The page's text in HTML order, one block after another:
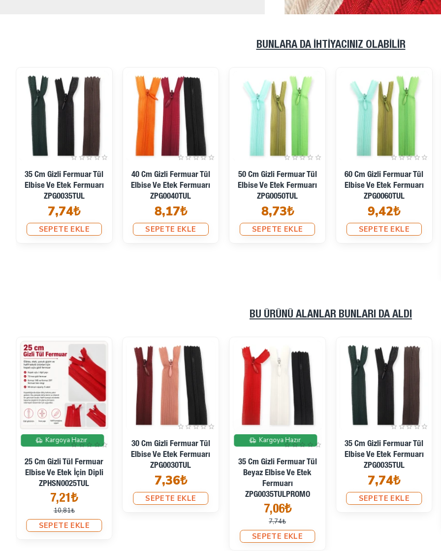
BUNLARA DA İHTIYACINIZ OLABILIR
35 Cm Gizli Fermuar Tül
Elbise Ve Etek Fermuarı
ZPG0035TUL
7,74₺
SEPETE EKLE
40 Cm Gizli Fermuar Tül
Elbise Ve Etek Fermuarı
ZPG0040TUL
8,17₺
SEPETE EKLE
50 Cm Gizli Fermuar Tül
Elbise Ve Etek Fermuarı
ZPG0050TUL
8,73₺
SEPETE EKLE
60 Cm Gizli Fermuar Tül
Elbise Ve Etek Fermuarı
ZPG0060TUL
9,42₺
SEPETE EKLE
BU ÜRÜNÜ ALANLAR BUNLARI DA ALDI
İndirimde
Kargoya Hazır
25 Cm Gizli Tül Fermuar
Elbise Ve Etek İçin Dipli
ZPHSN0025TUL
7,21₺
10,81₺
SEPETE EKLE
30 Cm Gizli Fermuar Tül
Elbise Ve Etek Fermuarı
ZPG0030TUL
7,36₺
SEPETE EKLE
İndirimde
Kargoya Hazır
35 Cm Gizli Fermuar Tül
Beyaz Elbise Ve Etek
Fermuarı
ZPG0035TULPROMO
7,06₺
7,74₺
SEPETE EKLE
35 Cm Gizli Fermuar Tül
Elbise Ve Etek Fermuarı
ZPG0035TUL
7,74₺
SEPETE EKLE